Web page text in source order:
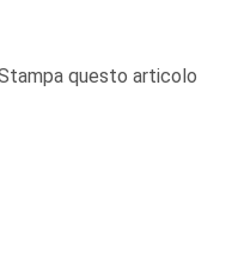
questo articolo